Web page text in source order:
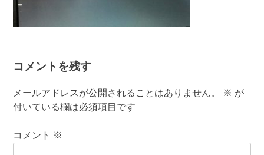
コメントを残す
メールアドレスが公開されることはありません。 ※ が
付いている欄は必須項目です
コメント ※